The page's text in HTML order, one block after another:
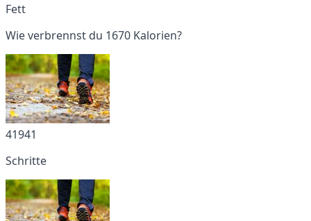
Fett
Wie verbrennst du 1670 Kalorien?
41941
Schritte